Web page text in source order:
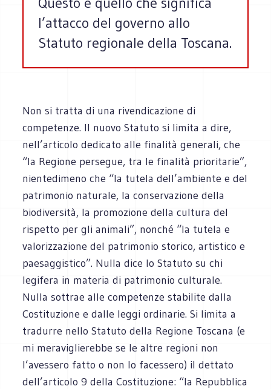
l’attacco del governo allo
Statuto regionale della Toscana.
Non si tratta di una rivendicazione di
competenze. Il nuovo Statuto si limita a dire,
nell’articolo dedicato alle finalità generali, che
“la Regione persegue, tra le finalità prioritarie”,
nientedimeno che “la tutela dell’ambiente e del
patrimonio naturale, la conservazione della
biodiversità, la promozione della cultura del
rispetto per gli animali”, nonché “la tutela e
valorizzazione del patrimonio storico, artistico e
paesaggistico”. Nulla dice lo Statuto su chi
legifera in materia di patrimonio culturale.
Nulla sottrae alle competenze stabilite dalla
Costituzione e dalle leggi ordinarie. Si limita a
tradurre nello Statuto della Regione Toscana (e
mi meraviglierebbe se le altre regioni non
l’avessero fatto o non lo facessero) il dettato
dell’articolo 9 della Costituzione: “la Repubblica